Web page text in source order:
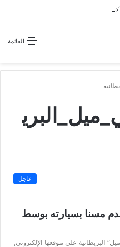
القائمة
عاجل
مسنا بسيارته بوسط
على موقعها الإلكتروني,